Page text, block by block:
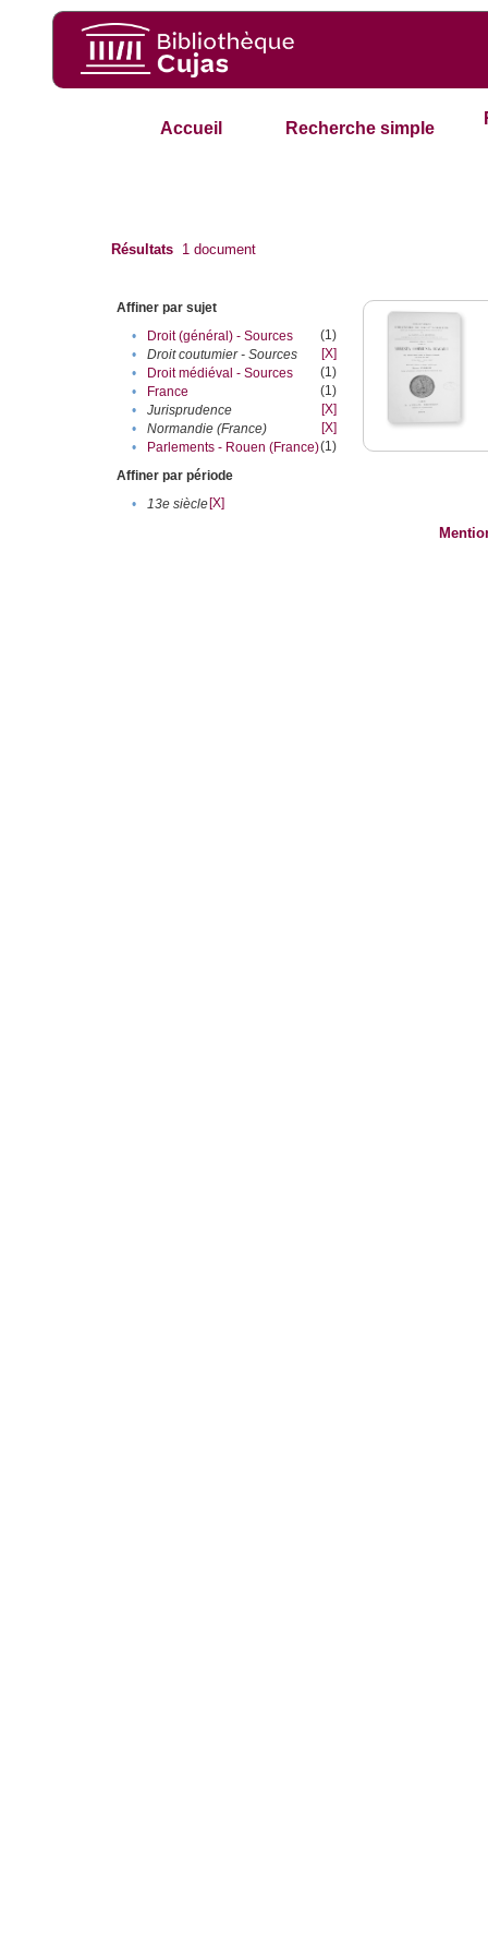
Accueil Recherche simple
Résultats 1 document
Affiner par sujet
•
Droit (général) - Sources
(1)
•
Droit coutumier - Sources
[X]
•
Droit médiéval - Sources
(1)
•
France
(1)
•
Jurisprudence
[X]
•
Normandie (France)
[X]
•
Parlements - Rouen (France)(1)
Affiner par période
•
13e siècle[X]